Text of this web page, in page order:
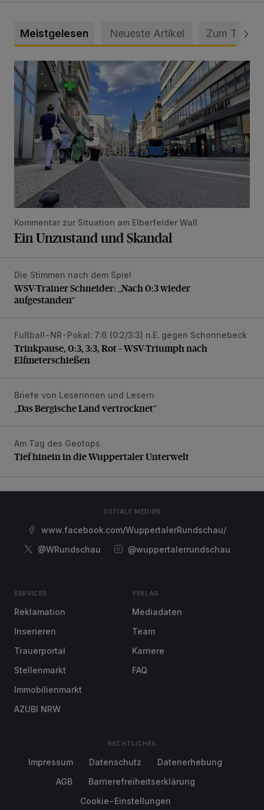
Meistgelesen Neueste Artikel Zum Thema
Ein Unzustand und Skandal
Kommentar zur Situation am Elberfelder Wall
Ein Unzustand und Skandal
WSV-Trainer Schneider: „Nach 0:3 wieder aufgestanden“
Die Stimmen nach dem Spiel
WSV-Trainer Schneider: „Nach 0:3 wieder
aufgestanden“
Trinkpause, 0:3, 3:3, Rot – WSV-Triumph nach
Fußball-NR-Pokal: 7:6 (0:2/3:3) n.E. gegen Schonnebeck
Trinkpause, 0:3, 3:3, Rot – WSV-Triumph nach
Elfmeterschießen
„Das Bergische Land vertrocknet“
Briefe von Leserinnen und Lesern
„Das Bergische Land vertrocknet“
Tief hinein in die Wuppertaler Unterwelt
Am Tag des Geotops
Tief hinein in die Wuppertaler Unterwelt
SOZIALE MEDIEN
www.facebook.com/WuppertalerRundschau/
@WRundschau
@wuppertalerrundschau
SERVICES
Reklamation
Inserieren
Trauerportal
Stellenmarkt
Immobilienmarkt
AZUBI NRW
VERLAG
Mediadaten
Team
Karriere
FAQ
RECHTLICHES
Impressum Datenschutz
Datenerhebung
AGB
Barrierefreiheitserklärung
Cookie-Einstellungen